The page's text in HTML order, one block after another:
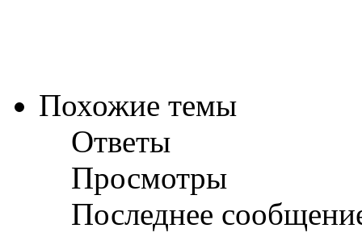
Похожие темы
Ответы
Просмотры
Последнее